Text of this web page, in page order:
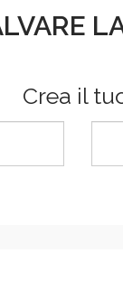
Crea il